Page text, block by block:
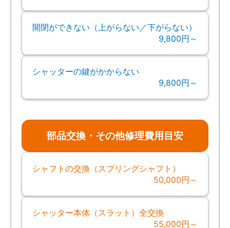
開閉ができない（上がらない／下がらない）
9,800円～
シャッターの鍵がかからない
9,800円～
部品交換・その他修理費用目安
シャフトの交換（スプリングシャフト）
50,000円～
シャッター本体（スラット）全交換
55,000円～